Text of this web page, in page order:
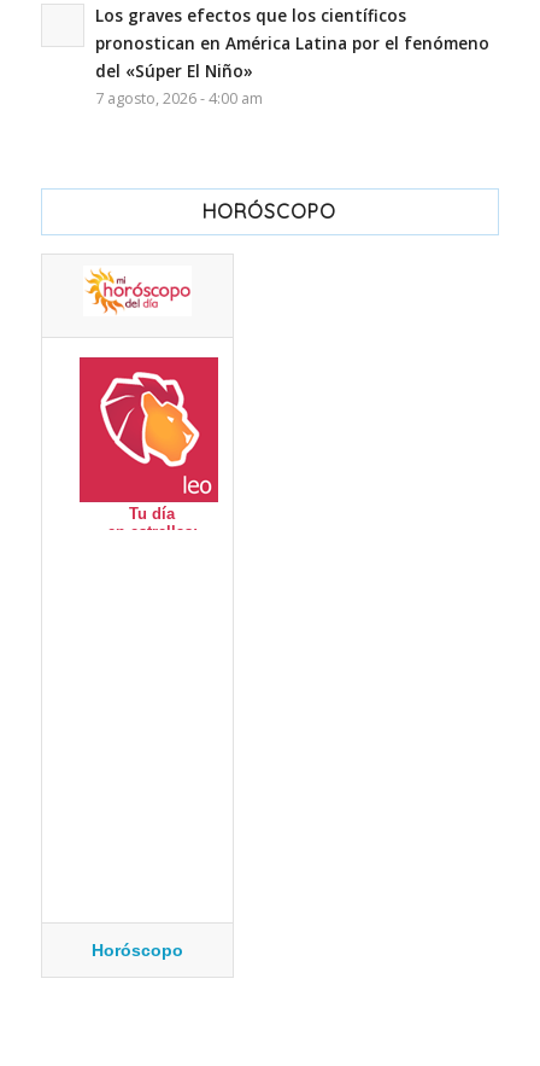
Los graves efectos que los científicos
pronostican en América Latina por el fenómeno
del «Súper El Niño»
7 agosto, 2026 - 4:00 am
HORÓSCOPO
Horóscopo